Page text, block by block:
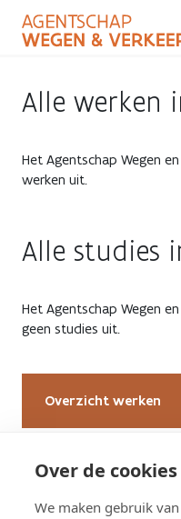
Over de
We maken gebruik
naar
inhoud
gaanAlle werken
Het Agentschap Wegen
werken uit.
Alle studies
Het Agentschap Wegen
geen studies uit.
Overzicht werken